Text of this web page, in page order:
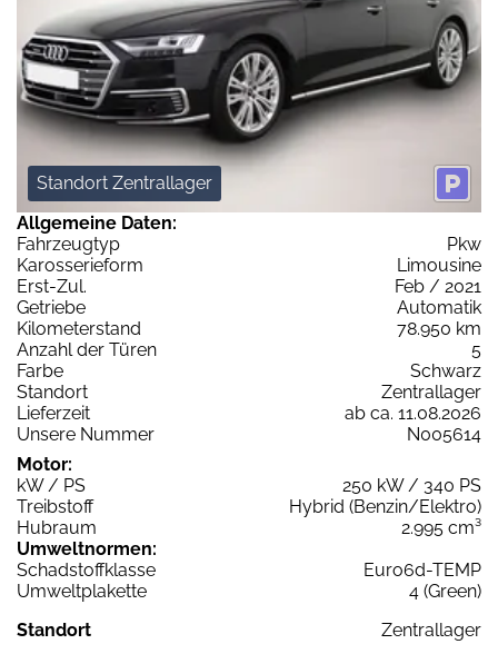
Standort Zentrallager
Allgemeine Daten:
Fahrzeugtyp
Pkw
Karosserieform
Limousine
Erst-Zul.
Feb / 2021
Getriebe
Automatik
Kilometerstand
78.950 km
Anzahl der Türen
5
Farbe
Schwarz
Standort
Zentrallager
Lieferzeit
ab ca. 11.08.2026
Unsere Nummer
N005614
Motor:
kW / PS
250 kW / 340 PS
Treibstoff
Hybrid (Benzin/Elektro)
Hubraum
2.995 cm³
Umweltnormen:
Schadstoffklasse
Euro6d-TEMP
Umweltplakette
4 (Green)
Standort
Zentrallager